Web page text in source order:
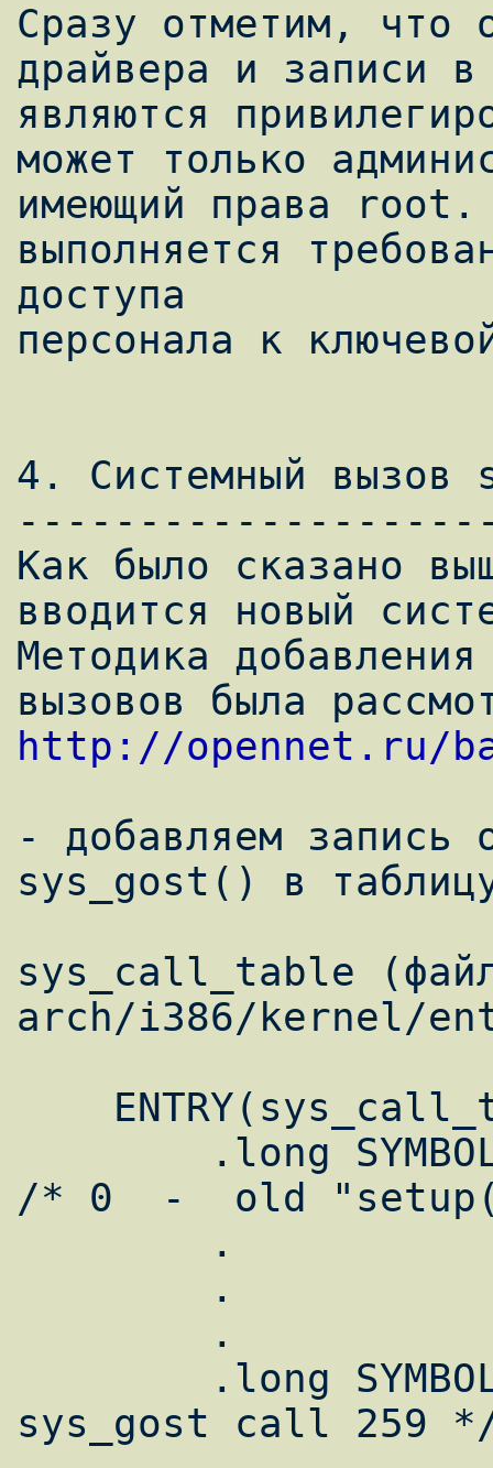
Сразу отметим, что
драйвера и записи
являются
может только
имеющий права root.
выполняется
доступа
персонала к
4. Системный вызов
Как было сказано
вводится новый
Методика
http://opennet.ru/
- добавляем запись
sys_gost() в
sys_call_table
arch/i386/kernel/
/* 0  -  old
sys_gost call 259